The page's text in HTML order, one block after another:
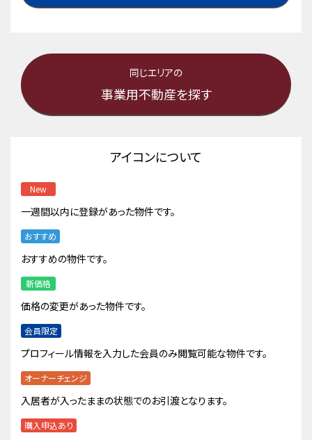
同じエリアの
事業用不動産を探す
アイコンについて
New
一週間以内に登録があった物件です。
おすすめ
おすすめの物件です。
新価格
価格の変更があった物件です。
会員限定
プロフィール情報を入力した会員のみ閲覧可能な物件です。
オーナーチェンジ
入居者が入ったままの状態でのお引渡となります。
購入申込あり